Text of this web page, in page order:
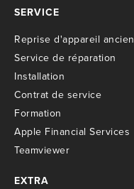
SERVICE
Reprise d'appareil ancien
Service de réparation
Installation
Contrat de service
Formation
Apple Financial Services
Teamviewer
EXTRA